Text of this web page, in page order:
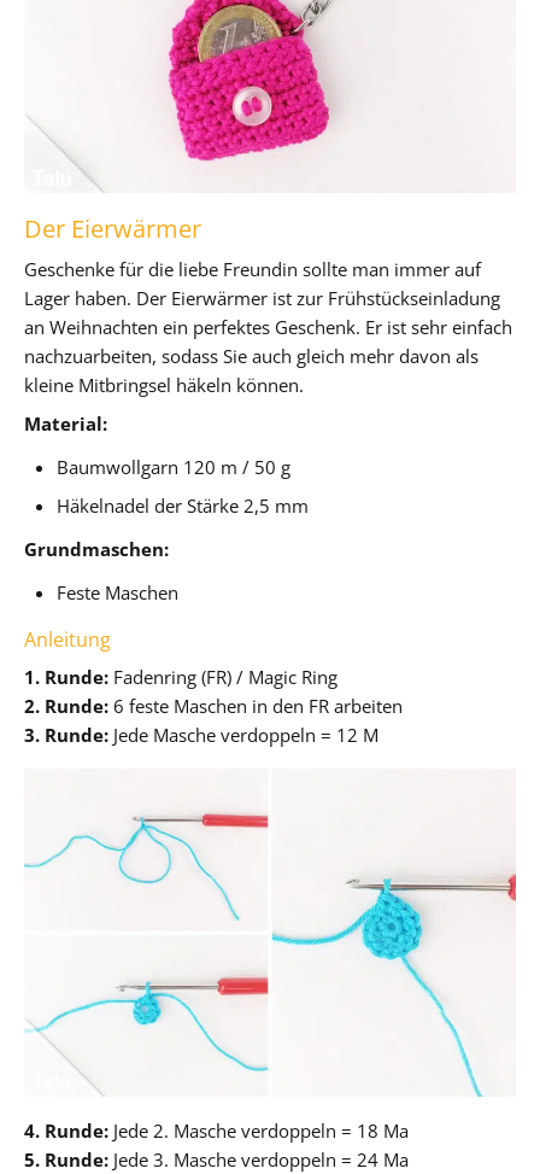
Der Eierwärmer
Geschenke für die liebe Freundin sollte man immer auf
Lager haben. Der Eierwärmer ist zur Frühstückseinladung
an Weihnachten ein perfektes Geschenk. Er ist sehr einfach
nachzuarbeiten, sodass Sie auch gleich mehr davon als
kleine Mitbringsel häkeln können.
Material:
Baumwollgarn 120 m / 50 g
Häkelnadel der Stärke 2,5 mm
Grundmaschen:
Feste Maschen
Anleitung
1. Runde: Fadenring (FR) / Magic Ring
2. Runde: 6 feste Maschen in den FR arbeiten
3. Runde: Jede Masche verdoppeln = 12 M
4. Runde: Jede 2. Masche verdoppeln = 18 Ma
5. Runde: Jede 3. Masche verdoppeln = 24 Ma